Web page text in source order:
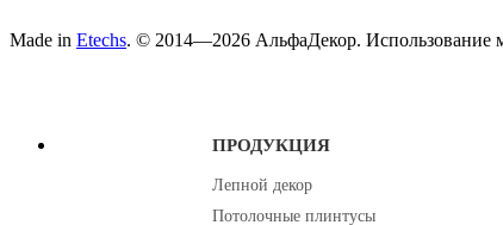
Made in Etechs. © 2014—2026 АльфаДекор. Использование
ПРОДУКЦИЯ
Лепной декор
Потолочные плинтусы